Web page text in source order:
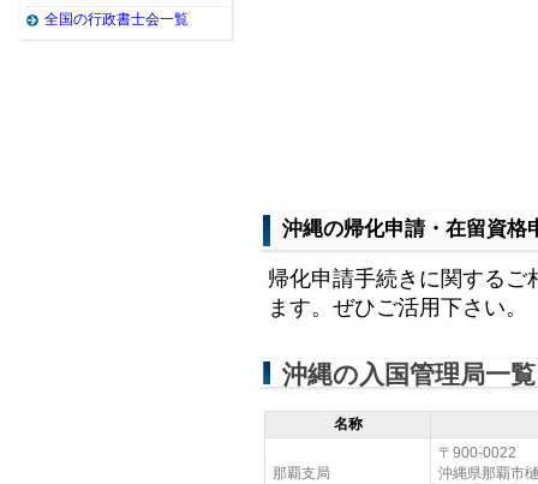
沖縄の帰化申請・在留資格
帰化申請手続きに関する
ます。ぜひご活用下さい。
沖縄の入国管理局一覧
名称
那覇支局
〒900-0022
沖縄県那覇市
全国の行政書士会一覧